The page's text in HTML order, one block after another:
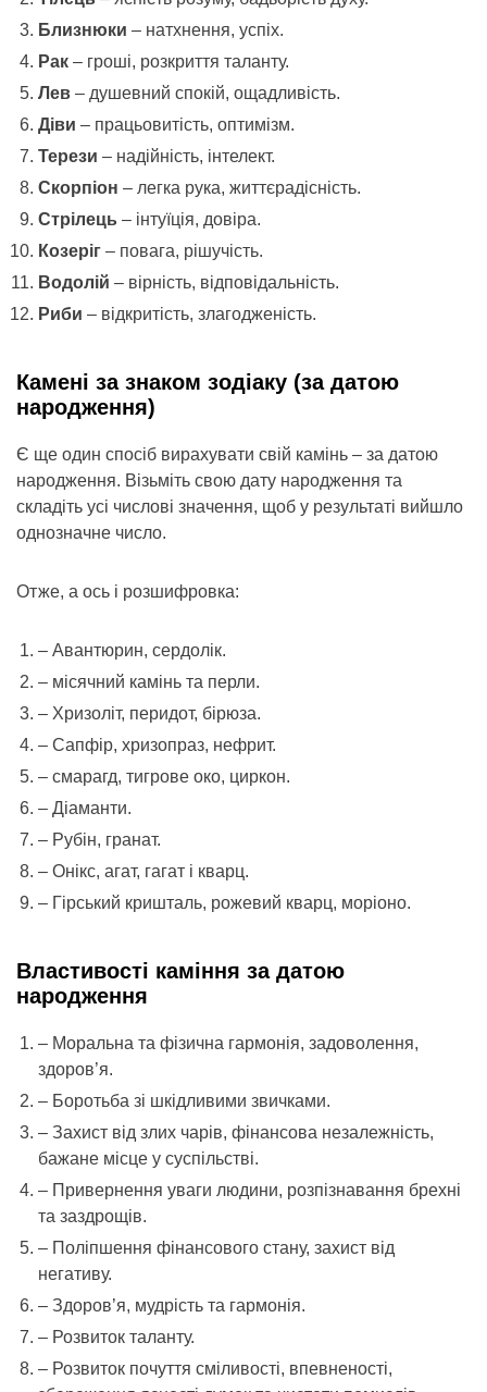
Близнюки – натхнення, успіх.
Рак – гроші, розкриття таланту.
Лев – душевний спокій, ощадливість.
Діви – працьовитість, оптимізм.
Терези – надійність, інтелект.
Скорпіон – легка рука, життєрадісність.
Стрілець – інтуїція, довіра.
Козеріг – повага, рішучість.
Водолій – вірність, відповідальність.
Риби – відкритість, злагодженість.
Камені за знаком зодіаку (за датою
народження)
Є ще один спосіб вирахувати свій камінь – за датою
народження. Візьміть свою дату народження та
складіть усі числові значення, щоб у результаті вийшло
однозначне число.
Отже, а ось і розшифровка:
– Авантюрин, сердолік.
– місячний камінь та перли.
– Хризоліт, перидот, бірюза.
– Сапфір, хризопраз, нефрит.
– смарагд, тигрове око, циркон.
– Діаманти.
– Рубін, гранат.
– Онікс, агат, гагат і кварц.
– Гірський кришталь, рожевий кварц, моріоно.
Властивості каміння за датою
народження
– Моральна та фізична гармонія, задоволення,
здоров’я.
– Боротьба зі шкідливими звичками.
– Захист від злих чарів, фінансова незалежність,
бажане місце у суспільстві.
– Привернення уваги людини, розпізнавання брехні
та заздрощів.
– Поліпшення фінансового стану, захист від
негативу.
– Здоров’я, мудрість та гармонія.
– Розвиток таланту.
– Розвиток почуття сміливості, впевненості,